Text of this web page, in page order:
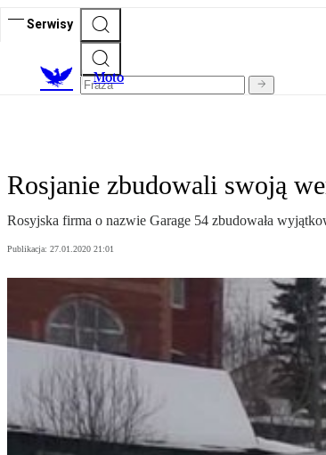
Serwisy
Moto
Rosjanie zbudowali swoją
Rosyjska firma o nazwie Garage 54 zbudowała
Publikacja: 27.01.2020 21:01